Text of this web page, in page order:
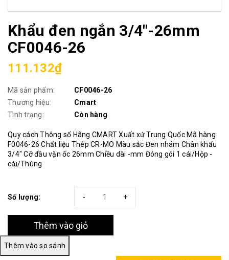
Khẩu đen ngắn 3/4"-26mm
CF0046-26
111.132₫
Mã sản phẩm:
CF0046-26
Thương hiệu:
Cmart
Tình trạng:
Còn hàng
Quy cách Thông số Hãng CMART Xuất xứ Trung Quốc Mã hàng
F0046-26 Chất liệu Thép CR-MO Màu sắc Đen nhám Chân khẩu
3/4" Cỡ đầu vặn ốc 26mm Chiều dài -mm Đóng gói 1 cái/Hộp -
cái/Thùng
Số lượng: +
-
Thêm vào giỏ